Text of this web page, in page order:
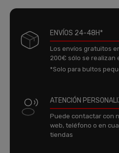
ENVÍOS 24-48H*
Los envíos gratuitos
200€ sólo se realizan
*Solo para bultos
ATENCIÓN
Puede contactar con
web, teléfono o en
tiendas